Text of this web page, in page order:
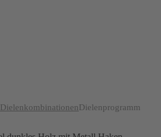
DielenkombinationenDielenprogramm